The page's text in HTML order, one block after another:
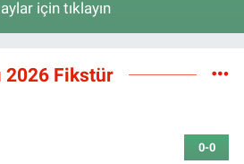
için tıklayın
2026 Fikstür
0-0